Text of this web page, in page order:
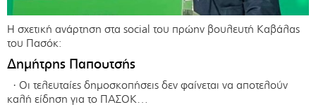
Η σχετική ανάρτηση στα social του πρώην βουλευτή Καβάλας
του Πασόκ:
Δημήτρης Παπουτσής
· Οι τελευταίες δημοσκοπήσεις δεν φαίνεται να αποτελούν
καλή είδηση για το ΠΑΣΟΚ…